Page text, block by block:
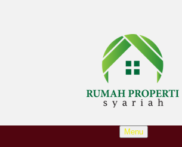
Menu